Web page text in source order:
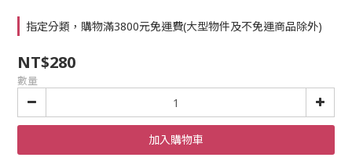
指定分類，購物滿3800元免運費(大型物件及不免運商品除外)
NT$280
數量
加入購物車